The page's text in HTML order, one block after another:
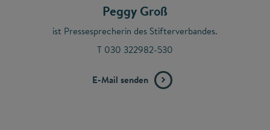
Peggy Groß
ist Pressesprecherin des Stifterverbandes.
T 030 322982-530
E-Mail senden